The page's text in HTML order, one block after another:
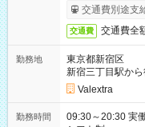
交通費別途支
交通費 交通費全
勤務地
東京都新宿区
新宿三丁目駅か
Valextra
勤務時間
09:30～20:30 実働7.5時間／休憩1.5時間 営業時間に合わせた